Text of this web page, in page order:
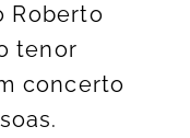
Roberto
tenor
concerto